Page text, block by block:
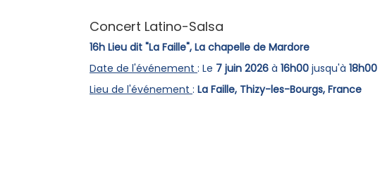
Concert Latino-Salsa
16h Lieu dit "La Faille", La chapelle de Mardore
Date de l'événement : Le 7 juin 2026 à 16h00 jusqu'à 18h00
Lieu de l'événement : La Faille, Thizy-les-Bourgs, France